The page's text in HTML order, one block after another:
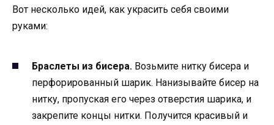
Вот несколько идей, как украсить себя своими
руками:
Браслеты из бисера. Возьмите нитку бисера и
перфорированный шарик. Нанизывайте бисер на
нитку, пропуская его через отверстия шарика, и
закрепите концы нитки. Получится красивый и